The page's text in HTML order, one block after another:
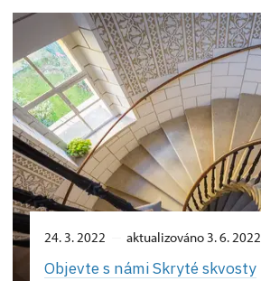
24. 3. 2022 aktualizováno 3. 6. 2022
Objevte s námi Skryté skvosty